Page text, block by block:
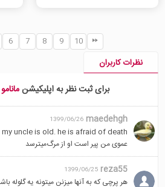
6 7 8 9 10
نظرات کاربران
برای ثبت نظر به اپلیکیشنمانامو
maedehgh
1399/06/26
my uncle is old. he is afraid of death
عموی من پیر است او از مرگ‌میترسد
reza55
1399/06/25